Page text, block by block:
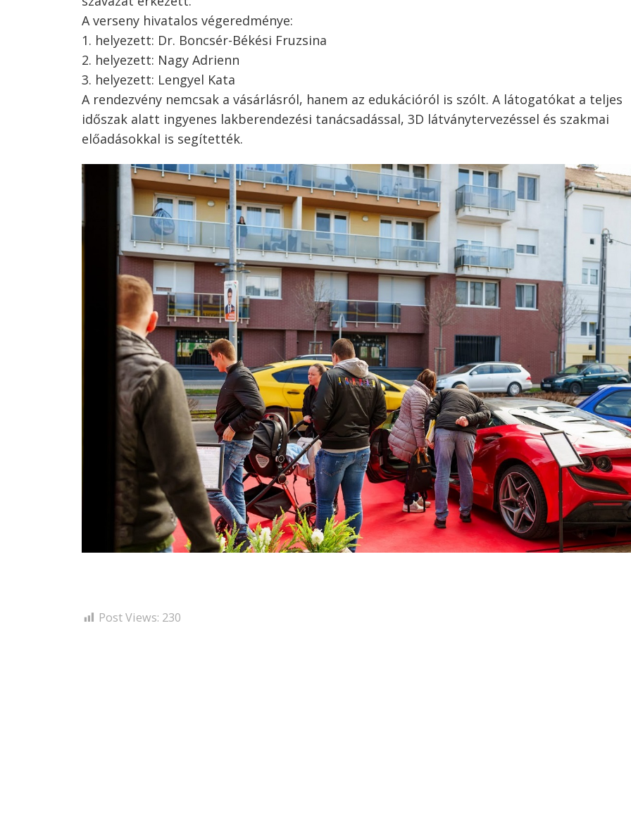
A verseny hivatalos végeredménye:
1. helyezett: Dr. Boncsér-Békési Fruzsina
2. helyezett: Nagy Adrienn
3. helyezett: Lengyel Kata
A rendezvény nemcsak a vásárlásról, hanem az edukációról is szólt. A látogatókat a teljes
időszak alatt ingyenes lakberendezési tanácsadással, 3D látványtervezéssel és szakmai
előadásokkal is segítették.
Post Views: 230